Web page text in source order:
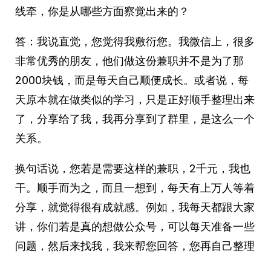
线牵，你是从哪些方面察觉出来的？
答：我说直觉，您觉得我敷衍您。我微信上，很多
非常优秀的朋友，他们做这份兼职并不是为了那
2000块钱，而是每天自己顺便成长。或者说，每
天原本就在做类似的学习，只是正好顺手整理出来
了，分享给了我，我再分享到了群里，是这么一个
关系。
换句话说，您若是需要这样的兼职，2千元，我也
干。顺手而为之，而且一想到，每天有上万人等着
分享，就觉得很有成就感。例如，我每天都跟大家
讲，你们若是真的想做公众号，可以每天准备一些
问题，然后来找我，我来帮您回答，您再自己整理